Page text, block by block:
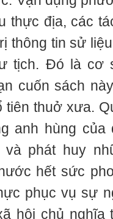
thực địa, các
thông tin sử
tịch. Đó là cơ
cuốn sách
tiên thuở xưa.
anh hùng của
phát huy
hết sức
phục vụ sự
hội chủ